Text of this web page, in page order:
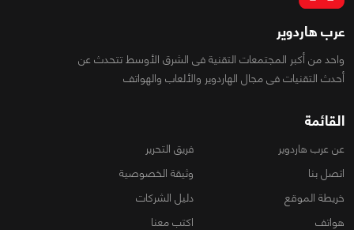
عرب هاردوير
واحد من أكبر المجتمعات التقنية فى الشرق الأوسط تتحدث عن
أحدث التقنيات فى مجال الهاردوير والألعاب والهواتف
القائمة
عن عرب هاردوير
فريق التحرير
اتصل بنا
وثيقة الخصوصية
خريطة الموقع
دليل الشركات
هواتف
اكتب معنا